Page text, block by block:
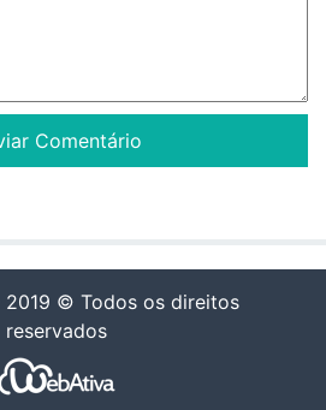
© Todos os direitos
reservados